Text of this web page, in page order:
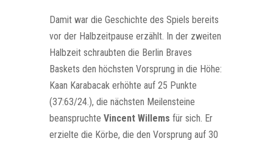
Damit war die Geschichte des Spiels bereits
vor der Halbzeitpause erzählt. In der zweiten
Halbzeit schraubten die Berlin Braves
Baskets den höchsten Vorsprung in die Höhe:
Kaan Karabacak erhöhte auf 25 Punkte
(37:63/24.), die nächsten Meilensteine
beanspruchte Vincent Willems für sich. Er
erzielte die Körbe, die den Vorsprung auf 30